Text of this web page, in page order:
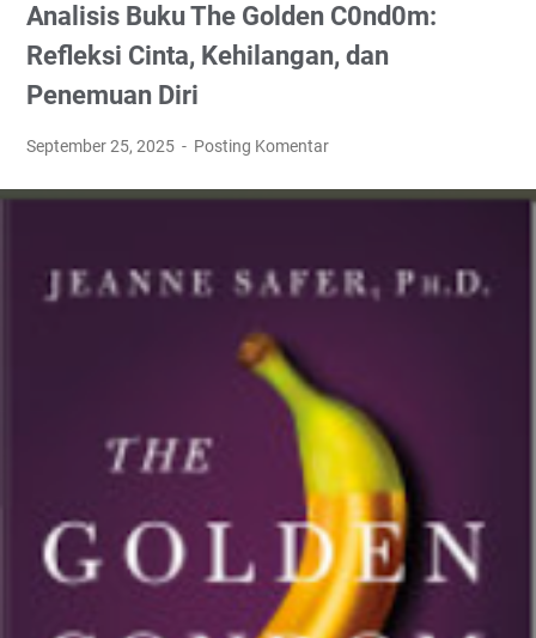
Analisis Buku The Golden C0nd0m:
Refleksi Cinta, Kehilangan, dan
Penemuan Diri
September 25, 2025 Posting Komentar